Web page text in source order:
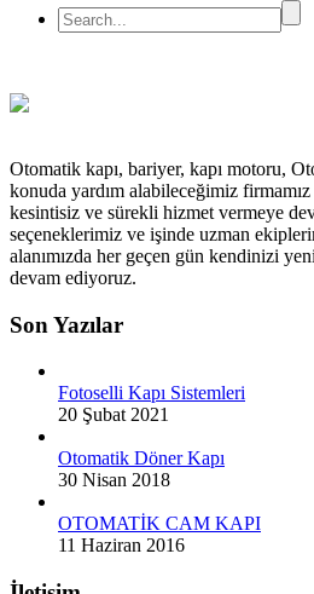
Otomatik kapı, bariyer, kapı motoru,
konuda yardım alabileceğimiz firmamız
kesintisiz ve sürekli hizmet vermeye
seçeneklerimiz ve işinde uzman
alanımızda her geçen gün kendinizi
devam ediyoruz.
Son Yazılar
Fotoselli Kapı Sistemleri
20 Şubat 2021
Otomatik Döner Kapı
30 Nisan 2018
OTOMATİK CAM KAPI
11 Haziran 2016